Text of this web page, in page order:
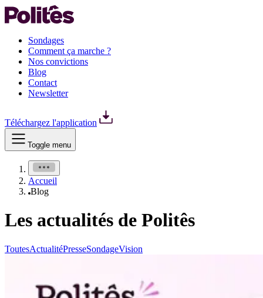
Sondages
Comment ça marche ?
Nos convictions
Blog
Contact
Newsletter
Téléchargez l'application
Toggle menu
Accueil
Blog
Les actualités de Politês
ToutesActualitéPresseSondageVision